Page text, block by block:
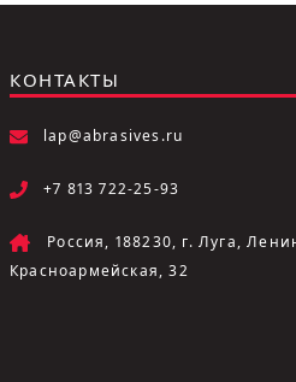
КОНТАКТЫ
lap@abrasives.ru
+7 813 722-25-93
Россия, 188230, г. Луга,
Красноармейская, 32